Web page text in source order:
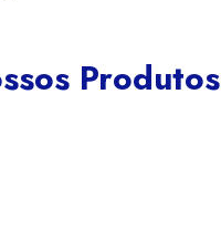
Produtos